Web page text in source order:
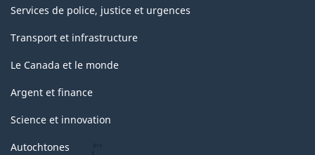
Services de police, justice et urgences
Transport et infrastructure
Le Canada et le monde
Argent et finance
Science et innovation
Autochtones